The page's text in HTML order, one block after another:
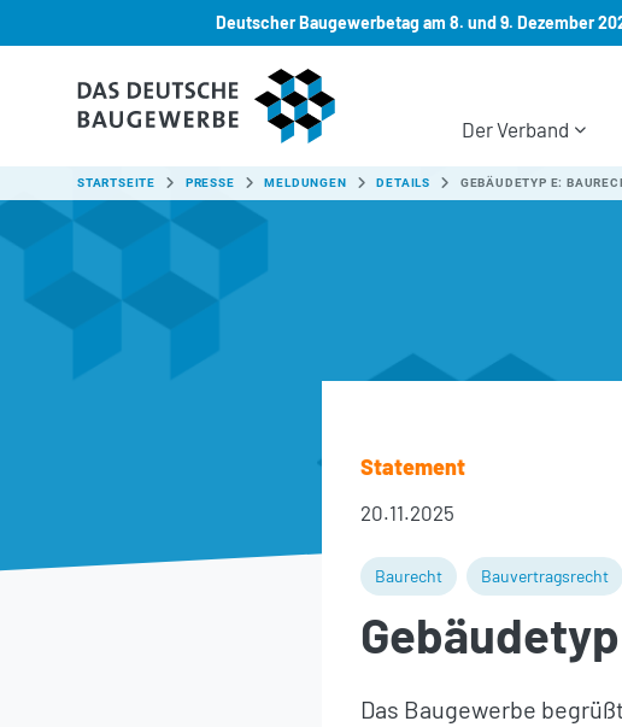
Deutscher Baugewerbetag am 8. und 9. Dezember
Der Verband
SIE SIND HIER:
STARTSEITE PRESSE MELDUNGEN DETAILS GEBÄUDETYP E:
Statement
20.11.2025
Baurecht Bauvertragsrecht
Das Baugewerbe